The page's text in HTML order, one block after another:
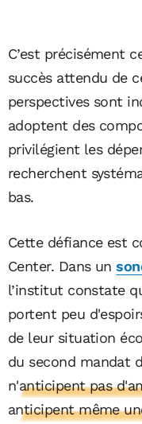
C’est précisément
succès attendu de
perspectives sont
adoptent des
privilégient les
recherchent
bas.
Cette défiance est
Center. Dans un
l’institut constate
portent peu
de leur situation
du second mandat
n'anticipent pas
anticipent même